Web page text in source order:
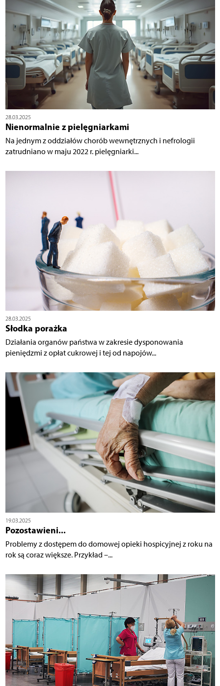
28.03.2025
Nienormalnie z pielęgniarkami
Na jednym z oddziałów chorób wewnętrznych i nefrologii
zatrudniano w maju 2022 r. pielęgniarki...
28.03.2025
Słodka porażka
Działania organów państwa w zakresie dysponowania
pieniędzmi z opłat cukrowej i tej od napojów...
19.03.2025
Pozostawieni...
Problemy z dostępem do domowej opieki hospicyjnej z roku na
rok są coraz większe. Przykład –...